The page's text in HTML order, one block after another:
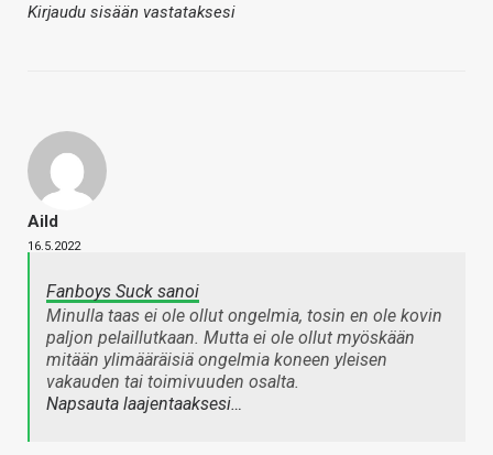
Kirjaudu sisään vastataksesi
Aild
16.5.2022
Fanboys Suck sanoi
Minulla taas ei ole ollut ongelmia, tosin en ole kovin
paljon pelaillutkaan. Mutta ei ole ollut myöskään
mitään ylimääräisiä ongelmia koneen yleisen
vakauden tai toimivuuden osalta.
Napsauta laajentaaksesi…